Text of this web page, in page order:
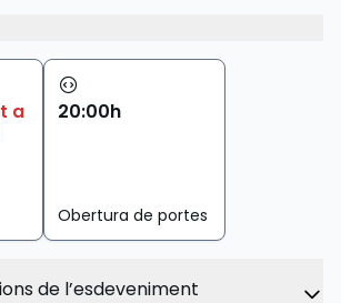
a
20:00h
Obertura de portes
de l’esdeveniment